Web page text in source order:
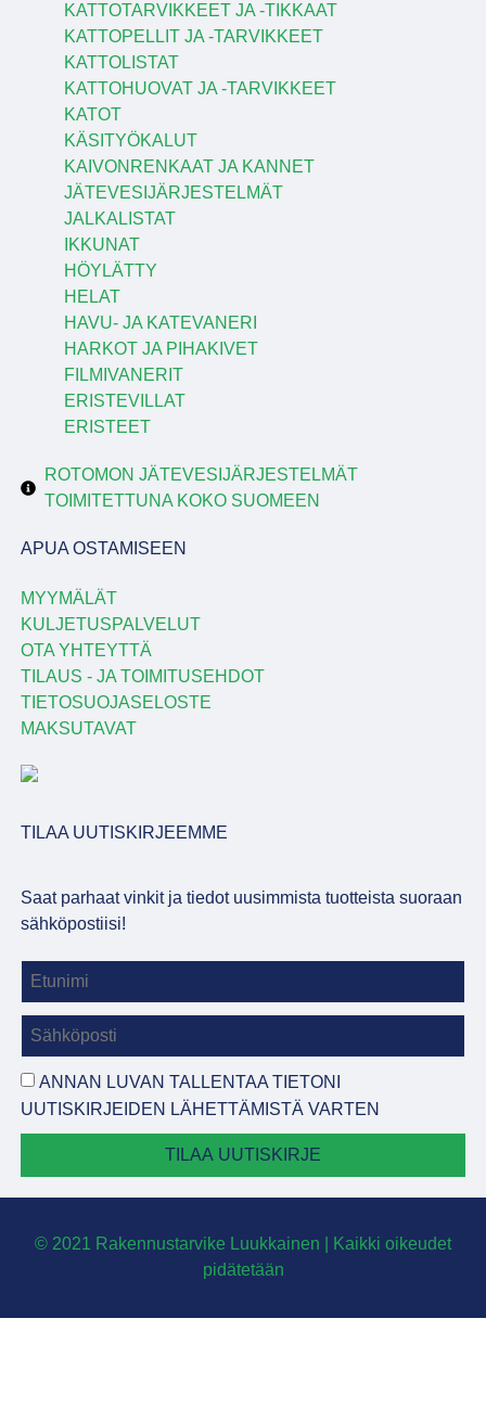
KATTOTARVIKKEET JA -TIKKAAT
KATTOPELLIT JA -TARVIKKEET
KATTOLISTAT
KATTOHUOVAT JA -TARVIKKEET
KATOT
KÄSITYÖKALUT
KAIVONRENKAAT JA KANNET
JÄTEVESIJÄRJESTELMÄT
JALKALISTAT
IKKUNAT
HÖYLÄTTY
HELAT
HAVU- JA KATEVANERI
HARKOT JA PIHAKIVET
FILMIVANERIT
ERISTEVILLAT
ERISTEET
ROTOMON JÄTEVESIJÄRJESTELMÄT
TOIMITETTUNA KOKO SUOMEEN
APUA OSTAMISEEN
MYYMÄLÄT
KULJETUSPALVELUT
OTA YHTEYTTÄ
TILAUS - JA TOIMITUSEHDOT
TIETOSUOJASELOSTE
MAKSUTAVAT
TILAA UUTISKIRJEEMME
Saat parhaat vinkit ja tiedot uusimmista tuotteista suoraan
sähköpostiisi!
ANNAN LUVAN TALLENTAA TIETONI
UUTISKIRJEIDEN LÄHETTÄMISTÄ VARTEN
TILAA UUTISKIRJE
© 2021 Rakennustarvike Luukkainen | Kaikki oikeudet
pidätetään